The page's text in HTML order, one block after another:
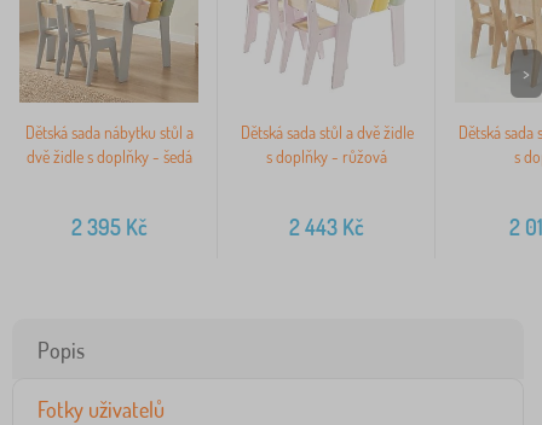
Dětská sada nábytku stůl a
dvě židle s doplňky - šedá
2 395Kč
Dětská sada stůl a dvě židle
s doplňky - růžová
2 443 Kč
Dětská sada
s
2
>
Popis
Fotky uživatelů